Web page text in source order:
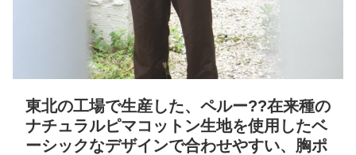
東北の工場で生産した、ペルー??在来種の
ナチュラルピマコットン生地を使用したベ
ーシックなデザインで合わせやすい、胸ポ